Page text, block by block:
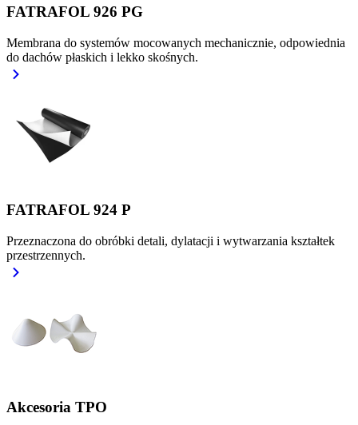
FATRAFOL 926 PG
Membrana do systemów mocowanych mechanicznie, odpowiednia
do dachów płaskich i lekko skośnych.
FATRAFOL 924 P
Przeznaczona do obróbki detali, dylatacji i wytwarzania kształtek
przestrzennych.
Akcesoria TPO